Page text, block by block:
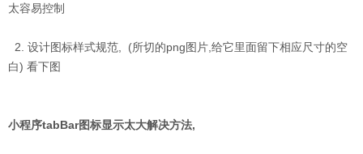
太容易控制
2. 设计图标样式规范, (所切的png图片,给它里面留下相应尺寸的空
白) 看下图
小程序tabBar图标显示太大解决方法,